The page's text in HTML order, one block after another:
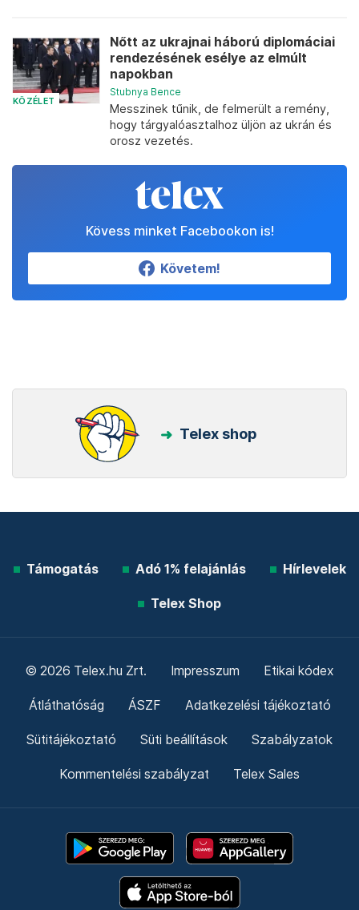
KÖZÉLET
Nőtt az ukrajnai háború diplomáciai
rendezésének esélye az elmúlt
napokban
Stubnya Bence
Messzinek tűnik, de felmerült a remény,
hogy tárgyalóasztalhoz üljön az ukrán és
orosz vezetés.
Kövess minket Facebookon is!
Követem!
Telex shop
Támogatás Adó 1% felajánlás Hírlevelek
Telex Shop
© 2026 Telex.hu Zrt. Impresszum Etikai kódex
Átláthatóság ÁSZF Adatkezelési tájékoztató
Sütitájékoztató Süti beállítások Szabályzatok
Kommentelési szabályzat Telex Sales